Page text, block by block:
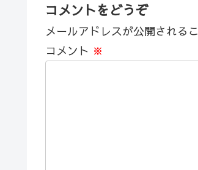
コメントをどうぞ
メールアドレスが公開される
コメント ※